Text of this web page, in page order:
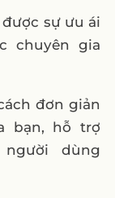
sự ưu ái
chuyên gia
đơn giản
bạn, hỗ trợ
dùng